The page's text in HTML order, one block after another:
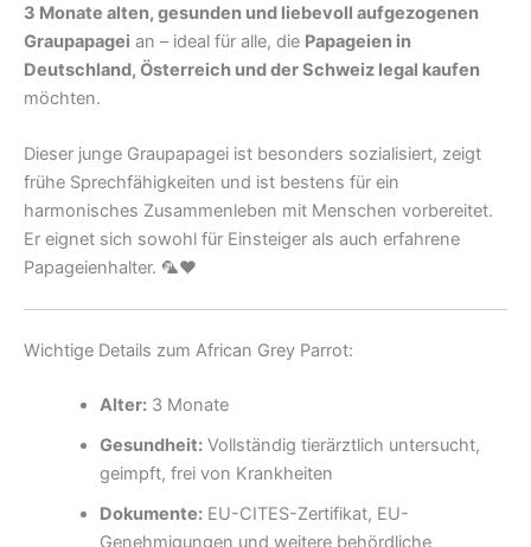
3 Monate alten, gesunden und liebevoll aufgezogenen
Graupapagei an – ideal für alle, die Papageien in
Deutschland, Österreich und der Schweiz legal kaufen
möchten.
Dieser junge Graupapagei ist besonders sozialisiert, zeigt
frühe Sprechfähigkeiten und ist bestens für ein
harmonisches Zusammenleben mit Menschen vorbereitet.
Er eignet sich sowohl für Einsteiger als auch erfahrene
Papageienhalter. 🦜❤️
Wichtige Details zum African Grey Parrot:
Alter:3 Monate
Gesundheit:Vollständig tierärztlich untersucht,
geimpft, frei von Krankheiten
Dokumente:EU-CITES-Zertifikat, EU-
Genehmigungen und weitere behördliche